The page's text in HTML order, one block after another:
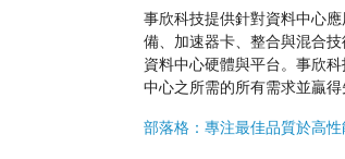
事欣科技提供針對資料中心
備、加速器卡、整合與混合
資料中心硬體與平台。事欣
中心之所需的所有需求並贏得
部落格：專注最佳品質於高